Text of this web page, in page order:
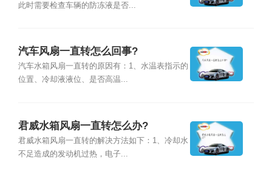
此时需要检查车辆的防冻液是否...
汽车风扇一直转怎么回事?
汽车水箱风扇一直转的原因有：1、水温表指示的
位置、冷却液液位、是否高温...
君威水箱风扇一直转怎么办?
君威水箱风扇一直转的解决方法如下：1、冷却水
不足造成的发动机过热，电子...